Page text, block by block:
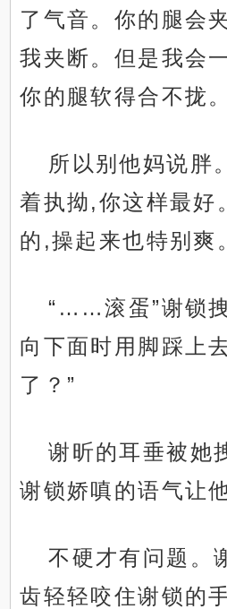
了气音。你的腿会
我夹断。但是我会
你的腿软得合不拢。
所以别他妈说胖
着执拗,你这样最好
的,操起来也特别爽
“……滚蛋”谢锁
向下面时用脚踩上
了？”
谢昕的耳垂被她
谢锁娇嗔的语气让
不硬才有问题。
齿轻轻咬住谢锁的